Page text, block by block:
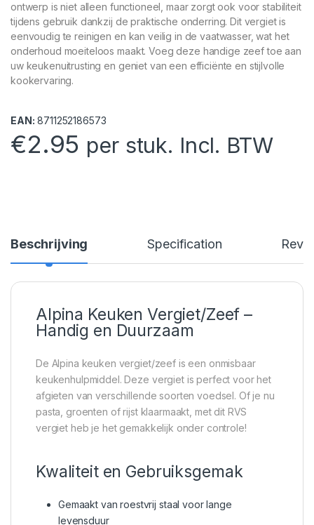
ontwerp is niet alleen functioneel, maar zorgt ook voor stabiliteit
tijdens gebruik dankzij de praktische onderring. Dit vergiet is
eenvoudig te reinigen en kan veilig in de vaatwasser, wat het
onderhoud moeiteloos maakt. Voeg deze handige zeef toe aan
uw keukenuitrusting en geniet van een efficiënte en stijlvolle
kookervaring.
EAN: 8711252186573
€2.95 per stuk. Incl. BTW
Beschrijving Specification
Alpina Keuken Vergiet/Zeef –
Handig en Duurzaam
De Alpina keuken vergiet/zeef is een onmisbaar
keukenhulpmiddel. Deze vergiet is perfect voor het
afgieten van verschillende soorten voedsel. Of je nu
pasta, groenten of rijst klaarmaakt, met dit RVS
vergiet heb je het gemakkelijk onder controle!
Kwaliteit en Gebruiksgemak
Gemaakt van roestvrij staal voor lange
levensduur